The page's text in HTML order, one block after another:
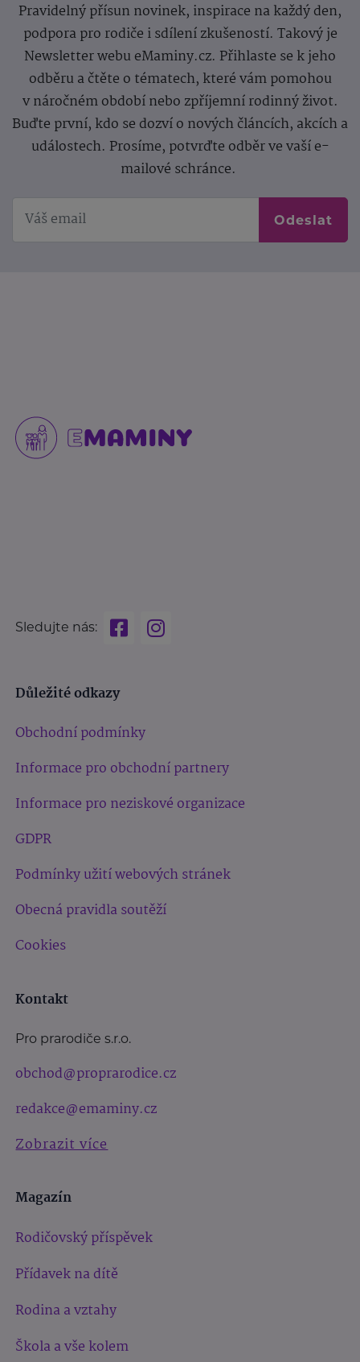
Pravidelný přísun novinek, inspirace na každý den,
podpora pro rodiče i sdílení zkušeností. Takový je
Newsletter webu eMaminy.cz. Přihlaste se k jeho
odběru a čtěte o tématech, které vám pomohou
v náročném období nebo zpříjemní rodinný život.
Buďte první, kdo se dozví o nových článcích, akcích a
událostech. Prosíme, potvrďte odběr ve vaší e-
mailové schránce.
Odeslat
Sledujte nás:
Důležité odkazy
Obchodní podmínky
Informace pro obchodní partnery
Informace pro neziskové organizace
GDPR
Podmínky užití webových stránek
Obecná pravidla soutěží
Cookies
Kontakt
Pro prarodiče s.r.o.
obchod@proprarodice.cz
redakce@emaminy.cz
Zobrazit více
Magazín
Rodičovský příspěvek
Přídavek na dítě
Rodina a vztahy
Škola a vše kolem